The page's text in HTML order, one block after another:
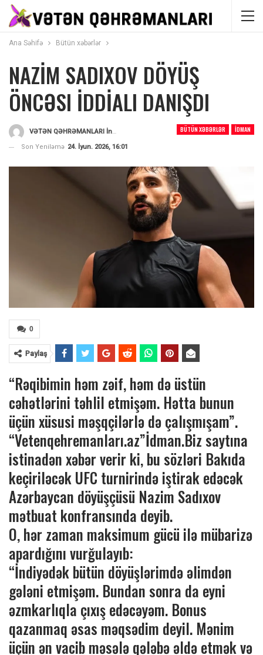
Ana Səhifə Bütün xəbərlər
NAZİM SADIXOV DÖYÜŞ
ÖNCƏSI İDDİALI DANIŞDI
BÜTÜN XƏBƏRLƏR İDMAN
VƏTƏN QƏHRƏMANLARI İnformasiya Portalı
Tərəfindən
Son Yeniləmə 24. İyun. 2026, 16:01
0
Paylaş
“Rəqibimin həm zəif, həm də üstün
cəhətlərini təhlil etmişəm. Hətta bunun
üçün xüsusi məşqçilərlə də çalışmışam”.
“Vetenqehremanları.az”İdman.Biz saytına
istinadən xəbər verir ki, bu sözləri Bakıda
keçiriləcək UFC turnirində iştirak edəcək
Azərbaycan döyüşçüsü Nazim Sadıxov
mətbuat konfransında deyib.
O, hər zaman maksimum gücü ilə mübarizə
apardığını vurğulayıb:
“İndiyədək bütün döyüşlərimdə əlimdən
gələni etmişəm. Bundan sonra da eyni
əzmkarlıqla çıxış edəcəyəm. Bonus
qazanmaq əsas məqsədim deyil. Mənim
üçün ən vacib məsələ qələbə əldə etmək və